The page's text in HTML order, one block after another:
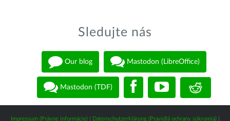
Sledujte nás
Our blog Mastodon (LibreOffice)
Mastodon (TDF)
Impressum (Právne informácie)| Datenschutzerklärung (Pravidlá ochrany súkromia)|